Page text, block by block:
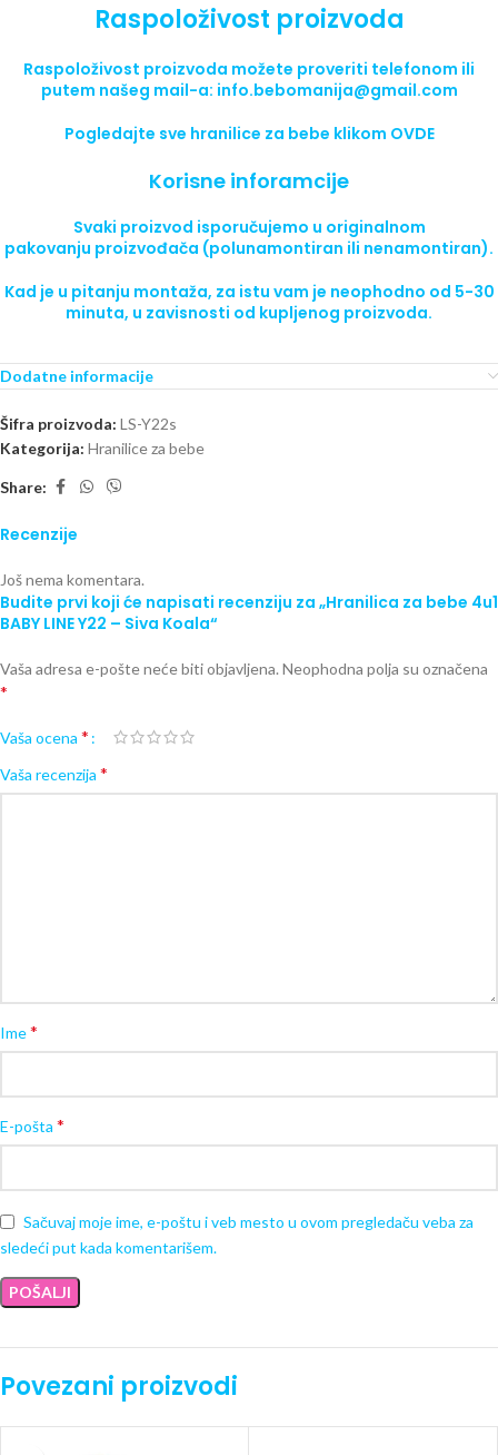
Raspoloživost proizvoda
Raspoloživost proizvoda možete proveriti telefonom ili
putem našeg mail-a: info.bebomanija@gmail.com
Pogledajte sve hranilice za bebe klikom OVDE
Korisne inforamcije
Svaki proizvod isporučujemo u originalnom
pakovanju proizvođača (polunamontiran ili nenamontiran).
Kad je u pitanju montaža, za istu vam je neophodno od 5-30
minuta, u zavisnosti od kupljenog proizvoda.
Dodatne informacije
Šifra proizvoda: LS-Y22s
Kategorija: Hranilice za bebe
Share:
Recenzije
Još nema komentara.
Budite prvi koji će napisati recenziju za „Hranilica za bebe 4u1
BABY LINE Y22 – Siva Koala“
Vaša adresa e-pošte neće biti objavljena. Neophodna polja su označena
*
Vaša ocena *
Vaša recenzija *
Ime*
E-pošta *
Sačuvaj moje ime, e-poštu i veb mesto u ovom pregledaču veba za
sledeći put kada komentarišem.
Povezani proizvodi